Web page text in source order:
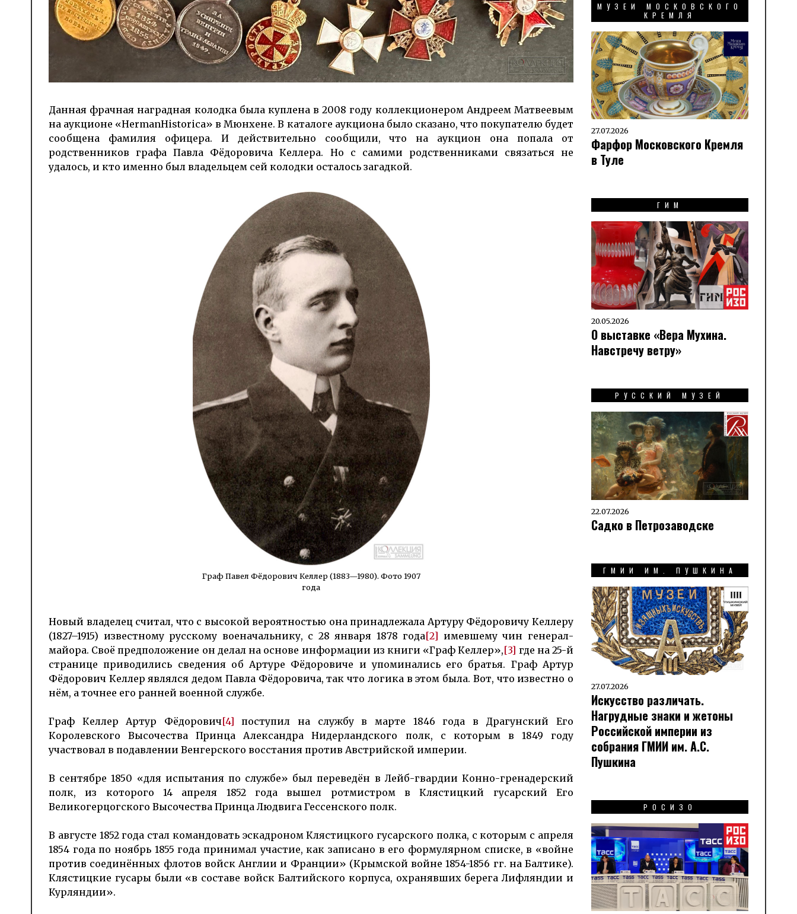
Данная фрачная наградная колодка была куплена в 2008 году кол­лекционером Андреем Матвеевым
на аукционе «HermanHistorica» в Мюнхене. В каталоге аукциона было сказано, что покупателю будет
сообщена фамилия офицера. И дейст­вительно сообщили, что на аукцион она попала от
родственников графа Павла Фёдоровича Келлера. Но с самими родствен­никами связаться не
удалось, и кто именно был владельцем сей колодки осталось загадкой.
Граф Павел Фёдорович Келлер (1883—1980). Фото 1907
года
Новый владелец считал, что с вы­сокой вероят­ностью она принадлежала Артуру Фёдоровичу Келлеру
(1827–1915) извест­ному русскому воена­чальнику, с 28 января 1878 года[2] имевшему чин генерал-
майора. Своё предположение он делал на основе информации из книги «Граф Келлер»,[3] где на 25-й
странице приводились сведения об Артуре Фёдоровиче и упоминались его братья. Граф Артур
Фёдорович Келлер являлся дедом Павла Фёдоровича, так что логика в этом была. Вот, что известно о
нём, а точнее его ранней военной службе.
Граф Келлер Артур Фёдорович[4] поступил на службу в марте 1846 года в Драгунский Его
Королевского Высочества Принца Александра Нидерландского полк, с которым в 1849 году
участвовал в подавлении Венгерского восстания против Австрийской империи.
В сентябре 1850 «для испытания по службе» был переведён в Лейб-гвардии Конно-гренадерский
полк, из которого 14 апреля 1852 года вышел ротмистром в Клястицкий гусарский Его
Великогерцогского Высочества Принца Людвига Гессенского полк.
В августе 1852 года стал командовать эскадроном Клястицкого гусарского полка, с которым с апреля
1854 года по ноябрь 1855 года принимал участие, как записано в его формулярном списке, в «войне
против соединённых флотов войск Англии и Франции» (Крымской войне 1854-1856 гг. на Балтике).
Клястицкие гусары были «в составе войск Балтийского корпуса, охранявших берега Лифляндии и
Курляндии».
МУЗЕИ МОСКОВСКОГО
КРЕМЛЯ
27.07.2026
Фарфор Московского Кремля
в Туле
ГИМ
20.05.2026
О выставке «Вера Мухина.
Навстречу ветру»
РУССКИЙ МУЗЕЙ
22.07.2026
Садко в Петрозаводске
ГМИИ ИМ. ПУШКИНА
27.07.2026
Искусство различать.
Нагрудные знаки и жетоны
Российской империи из
собрания ГМИИ им. А.С.
Пушкина
РОСИЗО